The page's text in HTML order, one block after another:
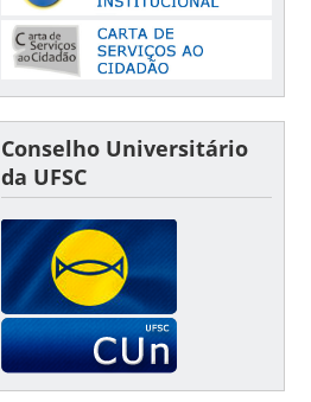
Conselho Universitário
da UFSC